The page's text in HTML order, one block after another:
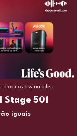
Promoção nos produtos
Frame
assinalados.
produtos assinalados.
Stage 501
iguais